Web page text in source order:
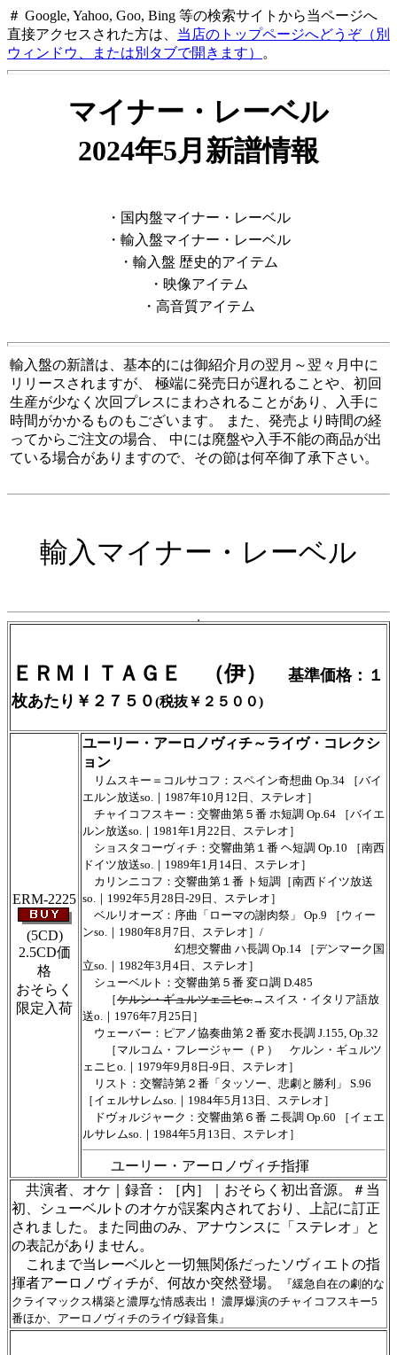
＃ Google, Yahoo, Goo, Bing 等の検索サイトから当ページへ
直接アクセスされた方は、 当店のトップページへどうぞ（別
ウィンドウ、または別タブで開きます）
。
マイナー・レーベル
2024年5月新譜情報
・国内盤マイナー・レーベル
・輸入盤マイナー・レーベル
・輸入盤 歴史的アイテム
・映像アイテム
・高音質アイテム
輸入盤の新譜は、基本的には御紹介月の翌月～翌々月中に
リリースされますが、 極端に発売日が遅れることや、初回
生産が少なく次回プレスにまわされることがあり、入手に
時間がかかるものもございます。 また、発売より時間の経
ってからご注文の場合、 中には廃盤や入手不能の商品が出
ている場合がありますので、その節は何卒御了承下さい。
輸入マイナー・レーベル
ＥＲＭＩＴＡＧＥ （伊） 基準価格： １
枚あたり￥２７５０(税抜￥２５００)
ERM-2225
(5CD)
2.5CD価
格
おそらく
限定入荷
ユーリー・アーロノヴィチ～ライヴ・コレクシ
ョン
リムスキー＝コルサコフ：スペイン奇想曲 Op.34 ［バイ
エルン放送so.｜1987年10月12日、ステレオ］
チャイコフスキー：交響曲第５番 ホ短調 Op.64 ［バイエ
ルン放送so.｜1981年1月22日、ステレオ］
ショスタコーヴィチ：交響曲第１番 ヘ短調 Op.10 ［南西
ドイツ放送so.｜1989年1月14日、ステレオ］
カリンニコフ：交響曲第１番 ト短調［南西ドイツ放送
so.｜1992年5月28日-29日、ステレオ］
ベルリオーズ：序曲「ローマの謝肉祭」 Op.9 ［ウィー
ンso.｜1980年8月7日、ステレオ］/
幻想交響曲 ハ長調 Op.14 ［デンマーク国
立so.｜1982年3月4日、ステレオ］
シューベルト：交響曲第５番 変ロ調 D.485
［ケルン・ギュルツェニヒo.→スイス・イタリア語放
送o.｜1976年7月25日］
ウェーバー：ピアノ協奏曲第２番 変ホ長調 J.155, Op.32
［マルコム・フレージャー（Ｐ） ケルン・ギュルツ
ェニヒo.｜1979年9月8日-9日、ステレオ］
リスト：交響詩第２番「タッソー、悲劇と勝利」 S.96
［イェルサレムso.｜1984年5月13日、ステレオ］
ドヴォルジャーク：交響曲第６番 ニ長調 Op.60 ［イェエ
ルサレムso.｜1984年5月13日、ステレオ］
ユーリー・アーロノヴィチ指揮
共演者、オケ｜録音：［内］｜おそらく初出音源。＃当
初、シューベルトのオケが誤案内されており、上記に訂正
されました。また同曲のみ、アナウンスに「ステレオ」と
の表記がありません。
これまで当レーベルと一切無関係だったソヴィエトの指
揮者アーロノヴィチが、何故か突然登場。
『緩急自在の劇的な
クライマックス構築と濃厚な情感表出！ 濃厚爆演のチャイコフスキー5
番ほか、アーロノヴィチのライヴ録音集』